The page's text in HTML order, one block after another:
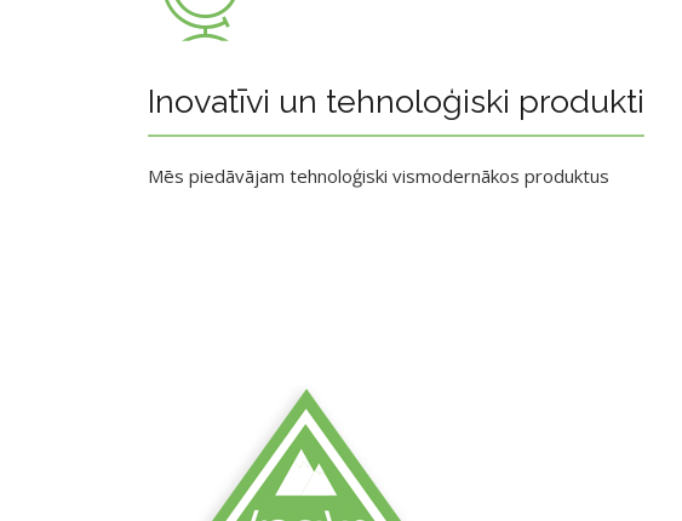
Inovatīvi un tehnoloģiski produkti
Mēs piedāvājam tehnoloģiski vismodernākos produktus